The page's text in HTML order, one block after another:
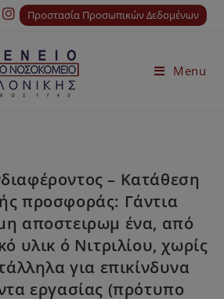
Προστασία Προσωπικών Δεδομένων
Menu
– Κατάθεση
προσφοράς: Γάντια
αποστειρωμ ένα, από
υλικ ό Νιτριλίου, χωρίς
για επικίνδυνα
εργασίας (πρότυπο